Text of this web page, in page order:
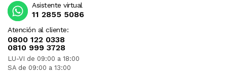
Atención al cliente:
0800 122 0338
0810 999 3728
LU-VI de 09:00 a 18:00
SA de 09:00 a 13:00
Asistente virtual
11 2855 5086